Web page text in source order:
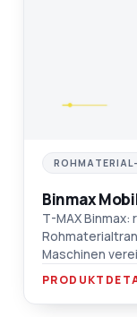
Binmax
T-MAX
Maschinen
Verchromt /